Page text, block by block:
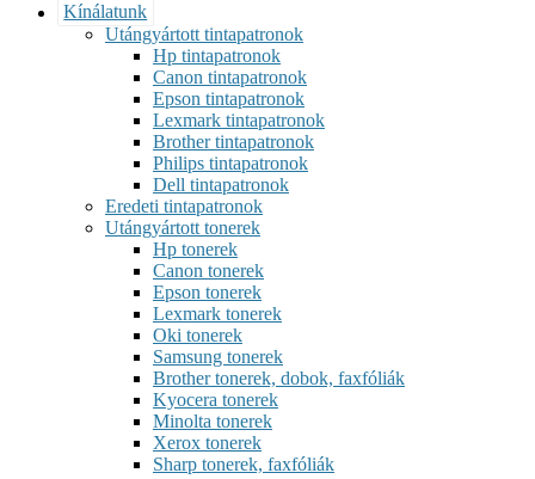
Kínálatunk
Utángyártott tintapatronok
Hp tintapatronok
Canon tintapatronok
Epson tintapatronok
Lexmark tintapatronok
Brother tintapatronok
Philips tintapatronok
Dell tintapatronok
Eredeti tintapatronok
Utángyártott tonerek
Hp tonerek
Canon tonerek
Epson tonerek
Lexmark tonerek
Oki tonerek
Samsung tonerek
Brother tonerek, dobok, faxfóliák
Kyocera tonerek
Minolta tonerek
Xerox tonerek
Sharp tonerek, faxfóliák